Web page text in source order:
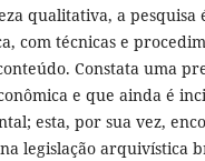
qualitativa, a pesquisa
com técnicas e
Constata uma
e que ainda é
esta, por sua vez,
legislação arquivística